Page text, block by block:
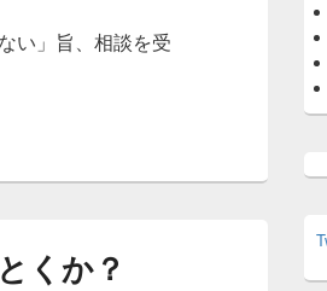
い」旨、相談を受
くか？